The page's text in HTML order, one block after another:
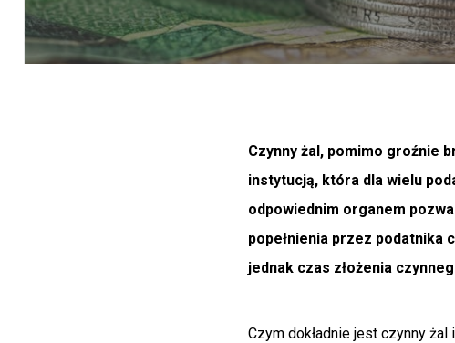
Czynny żal, pomimo groźnie
instytucją, która dla wielu
odpowiednim organem
popełnienia przez podatnika
jednak czas złożenia
Czym dokładnie jest czynny